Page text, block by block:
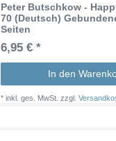
Peter Butschkow -
70 (Deutsch)
Seiten
6,95 € *
In den
*inkl. ges. MwSt. zzgl.